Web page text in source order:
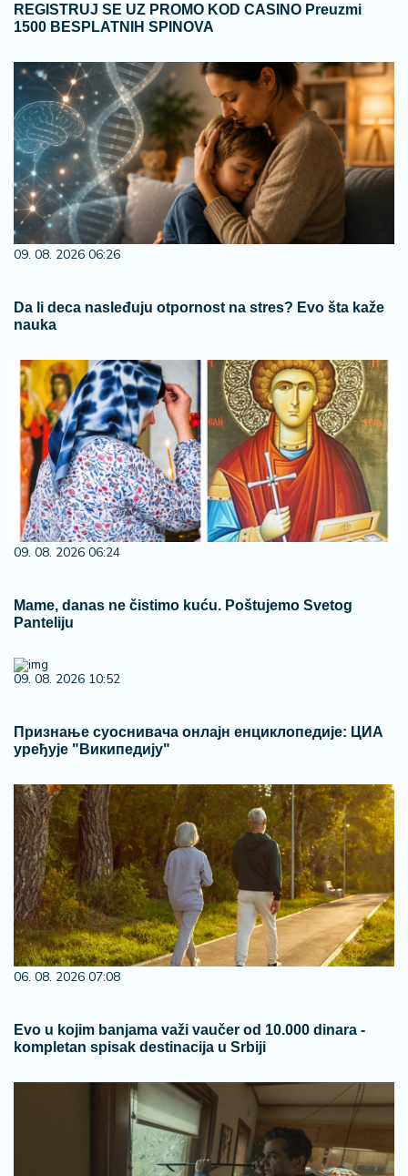
REGISTRUJ SE UZ PROMO KOD CASINO Preuzmi
1500 BESPLATNIH SPINOVA
09. 08. 2026 06:26
Da li deca nasleđuju otpornost na stres? Evo šta kaže
nauka
09. 08. 2026 06:24
Mame, danas ne čistimo kuću. Poštujemo Svetog
Panteliju
09. 08. 2026 10:52
Признање суоснивача онлајн енциклопедије: ЦИА
уређује "Википедију"
06. 08. 2026 07:08
Evo u kojim banjama važi vaučer od 10.000 dinara -
kompletan spisak destinacija u Srbiji